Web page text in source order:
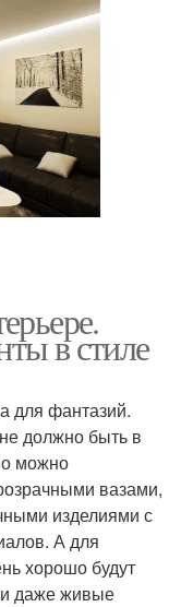
в стиле
для фантазий.
должно быть в
можно
вазами,
изделиями с
А для
хорошо будут
даже живые